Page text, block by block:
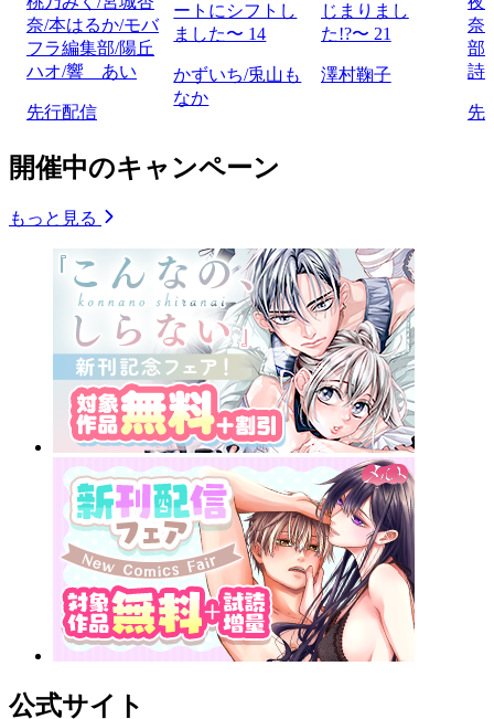
奈/本はるか/モバ
フラ編集部/陽丘
ハオ/響 あい
先行配信
ートにシフトし
ました〜 14
かずいち/兎山も
なか
じまりまし
た!?〜 21
澤村鞠子
奈/
部
詩
先
開催中のキャンペーン
もっと見る
公式サイト